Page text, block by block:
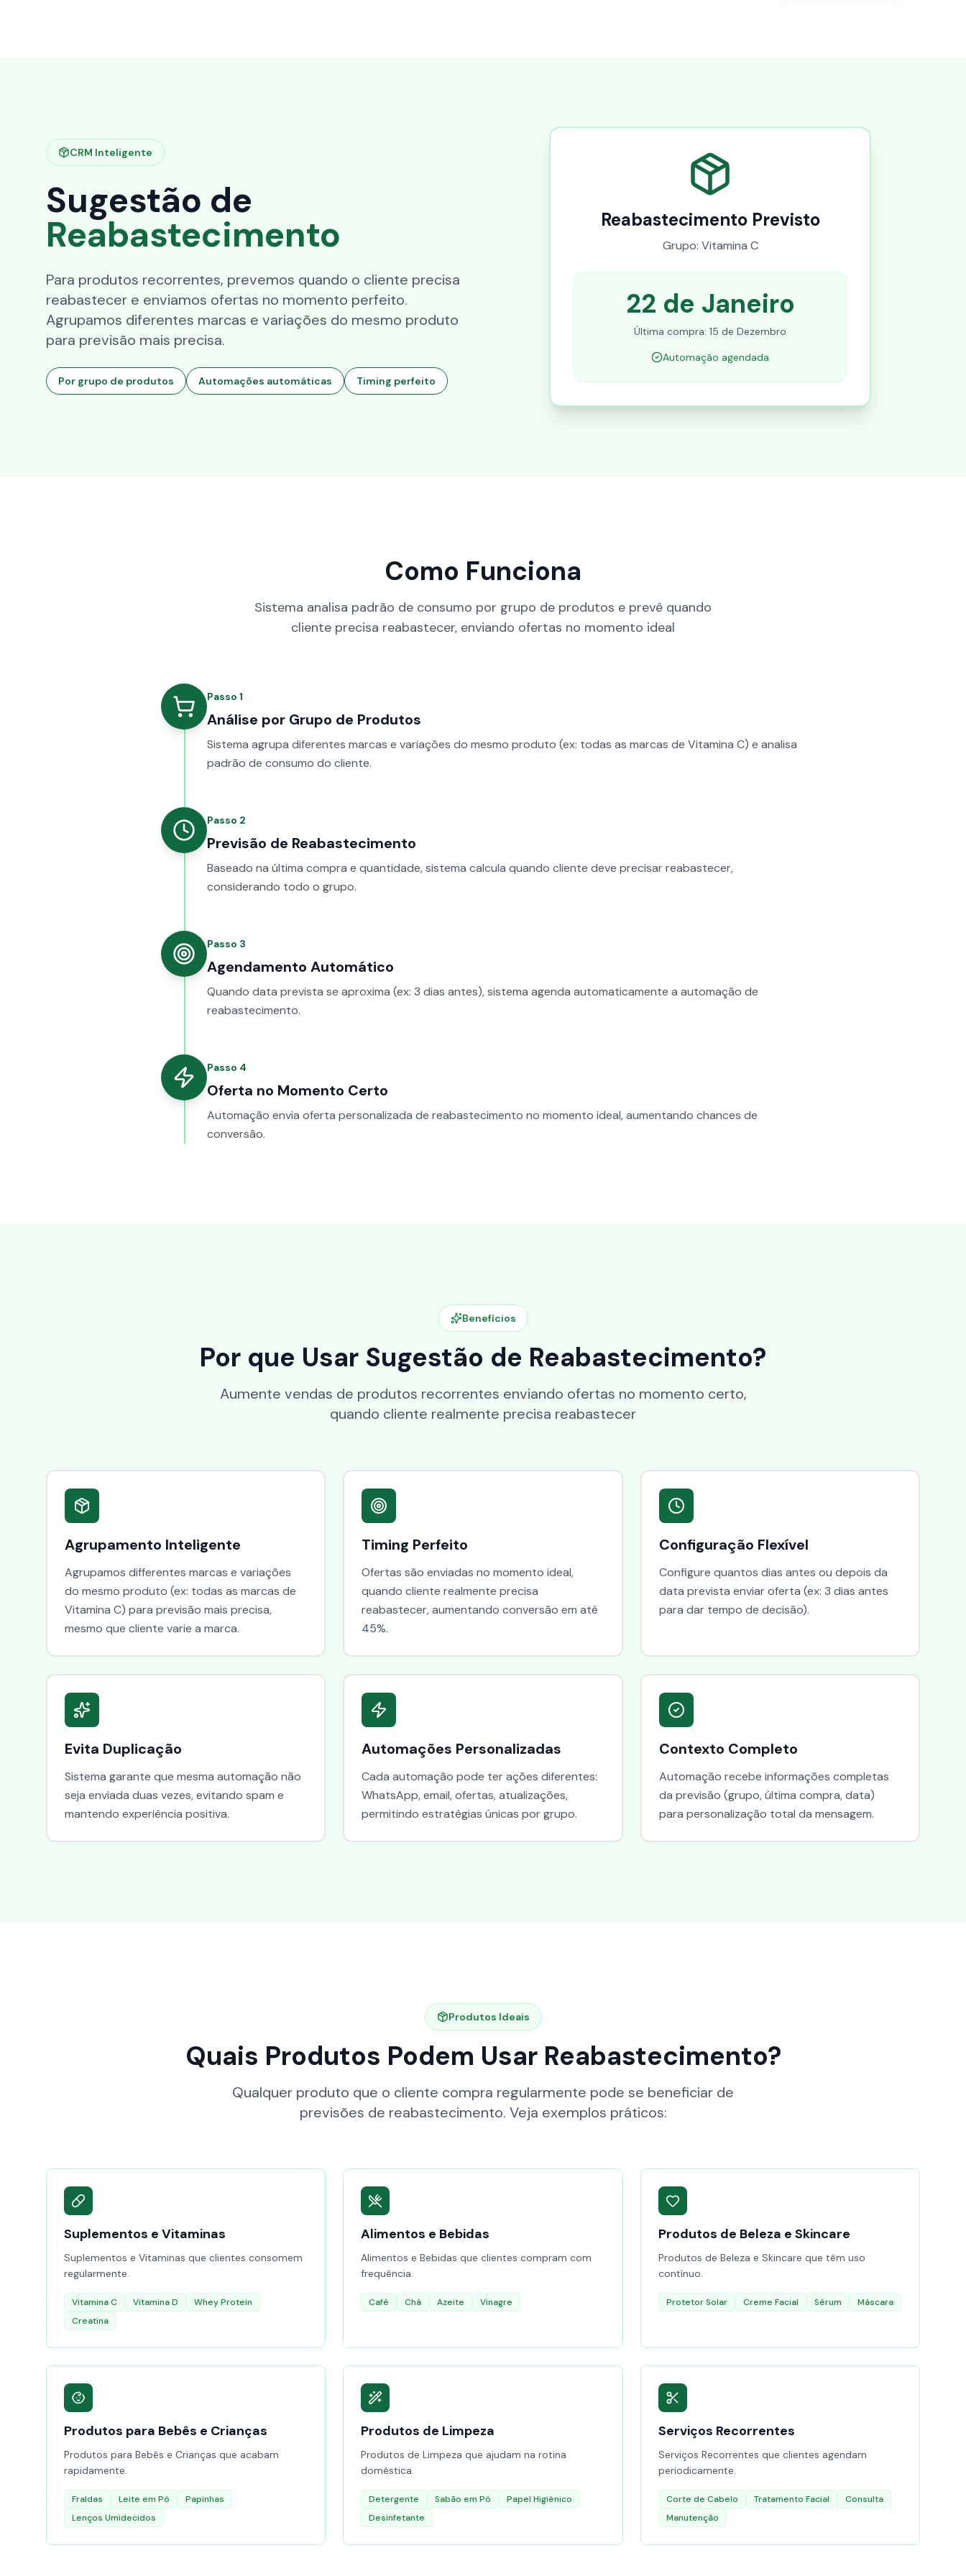
CRM Inteligente
Sugestão de
Reabastecimento
Para produtos recorrentes, prevemos quando o cliente precisa
reabastecer e enviamos ofertas no momento perfeito.
Agrupamos diferentes marcas e variações do mesmo produto
para previsão mais precisa.
Por grupo de produtos Automações automáticas Timing perfeito
Reabastecimento Previsto
Grupo: Vitamina C
22 de Janeiro
Última compra: 15 de Dezembro
Automação agendada
Como Funciona
Sistema analisa padrão de consumo por grupo de produtos e prevê quando
cliente precisa reabastecer, enviando ofertas no momento ideal
Passo 1
Análise por Grupo de Produtos
Sistema agrupa diferentes marcas e variações do mesmo produto (ex: todas as marcas de Vitamina C) e analisa
padrão de consumo do cliente.
Passo 2
Previsão de Reabastecimento
Baseado na última compra e quantidade, sistema calcula quando cliente deve precisar reabastecer,
considerando todo o grupo.
Passo 3
Agendamento Automático
Quando data prevista se aproxima (ex: 3 dias antes), sistema agenda automaticamente a automação de
reabastecimento.
Passo 4
Oferta no Momento Certo
Automação envia oferta personalizada de reabastecimento no momento ideal, aumentando chances de
conversão.
Benefícios
Por que Usar Sugestão de Reabastecimento?
Aumente vendas de produtos recorrentes enviando ofertas no momento certo,
quando cliente realmente precisa reabastecer
Agrupamento Inteligente
Agrupamos differentes marcas e variações
do mesmo produto (ex: todas as marcas de
Vitamina C) para previsão mais precisa,
mesmo que cliente varie a marca.
Timing Perfeito
Ofertas são enviadas no momento ideal,
quando cliente realmente precisa
reabastecer, aumentando conversão em até
45%.
Configuração Flexível
Configure quantos dias antes ou depois da
data prevista enviar oferta (ex: 3 dias antes
para dar tempo de decisão).
Evita Duplicação
Sistema garante que mesma automação não
seja enviada duas vezes, evitando spam e
mantendo experiência positiva.
Automações Personalizadas
Cada automação pode ter ações diferentes:
WhatsApp, email, ofertas, atualizações,
permitindo estratégias únicas por grupo.
Contexto Completo
Automação recebe informações completas
da previsão (grupo, última compra, data)
para personalização total da mensagem.
Produtos Ideais
Quais Produtos Podem Usar Reabastecimento?
Qualquer produto que o cliente compra regularmente pode se beneficiar de
previsões de reabastecimento. Veja exemplos práticos:
Suplementos e Vitaminas
Suplementos e Vitaminas que clientes consomem
regularmente.
Vitamina C Vitamina D
Whey Protein
Creatina
Alimentos e Bebidas
Alimentos e Bebidas que clientes compram com
frequência.
Café Chá Azeite Vinagre
Produtos de Beleza e Skincare
Produtos de Beleza e Skincare que têm uso
contínuo.
Protetor Solar Creme Facial Sérum Máscara
Produtos para Bebês e Crianças
Produtos para Bebês e Crianças que acabam
rapidamente.
Fraldas Leite em Pó
Papinhas
Lenços Umidecidos
Produtos de Limpeza
Produtos de Limpeza que ajudam na rotina
doméstica.
Detergente Sabão em Pó
Papel Higiênico
Desinfetante
Serviços Recorrentes
Serviços Recorrentes que clientes agendam
periodicamente.
Corte de Cabelo Tratamento Facial
Consulta
Manutenção